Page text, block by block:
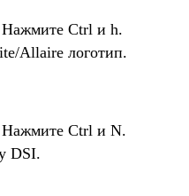
Нажмите Ctrl и h.
Allaire логотип.
Нажмите Ctrl и N.
DSI.